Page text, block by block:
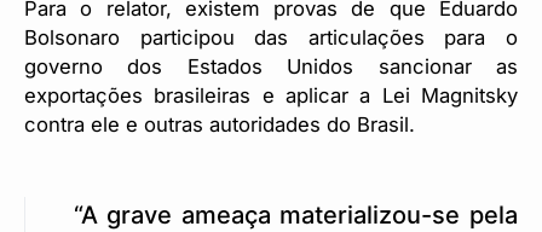
Para o relator, existem provas de que Eduardo
Bolsonaro participou das articulações para o
governo dos Estados Unidos sancionar as
exportações brasileiras e aplicar a Lei Magnitsky
contra ele e outras autoridades do Brasil.
“A grave ameaça materializou-se pela